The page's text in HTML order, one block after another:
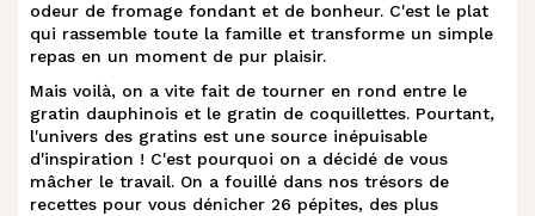
odeur de fromage fondant et de bonheur. C'est le plat
qui rassemble toute la famille et transforme un simple
repas en un moment de pur plaisir.
Mais voilà, on a vite fait de tourner en rond entre le
gratin dauphinois et le gratin de coquillettes. Pourtant,
l'univers des gratins est une source inépuisable
d'inspiration ! C'est pourquoi on a décidé de vous
mâcher le travail. On a fouillé dans nos trésors de
recettes pour vous dénicher 26 pépites, des plus